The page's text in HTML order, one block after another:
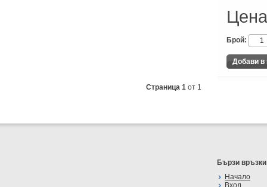
Брой:
Страница 1 от 1
Бързи връзки
Начало
Вход